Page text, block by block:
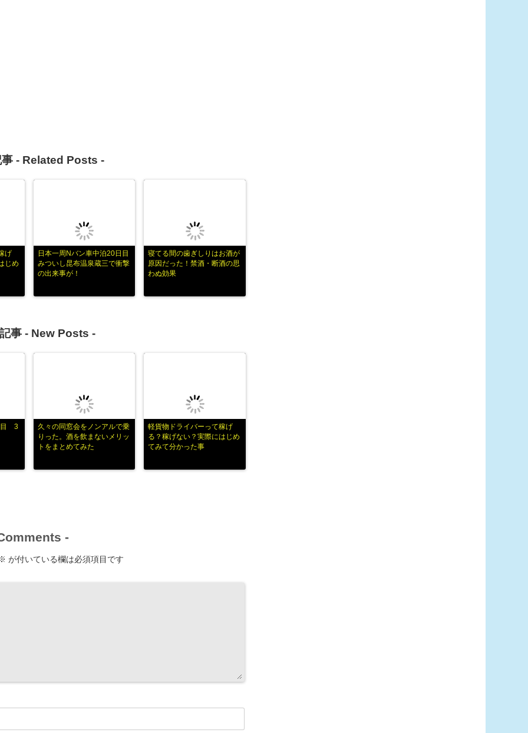
- Related Posts -
げ
じめ
日本一周Nバン車中泊20日目
みついし昆布温泉蔵三で衝撃
の出来事が！
寝てる間の歯ぎしりはお酒が
原因だった！禁酒・断酒の思
わぬ効果
事 - New Posts -
目 3
久々の同窓会をノンアルで乗
りった。酒を飲まないメリッ
トをまとめてみた
軽貨物ドライバーって稼げ
る？稼げない？実際にはじめ
てみて分かった事
-
が付いている欄は必須項目です